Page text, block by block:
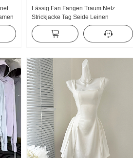
Lässig Fan Fangen Traum Netz
Strickjacke Tag Seide Leinen
Handarbeit Wählen Loch
Durchbrochen Strick Strickjacke
Damen Klimaanlage Sonnenschutz